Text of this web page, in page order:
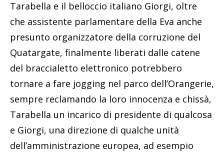
Tarabella e il belloccio italiano Giorgi, oltre
che assistente parlamentare della Eva anche
presunto organizzatore della corruzione del
Quatargate, finalmente liberati dalle catene
del braccialetto elettronico potrebbero
tornare a fare jogging nel parco dell’Orangerie,
sempre reclamando la loro innocenza e chissà,
Tarabella un incarico di presidente di qualcosa
e Giorgi, una direzione di qualche unità
dell’amministrazione europea, ad esempio